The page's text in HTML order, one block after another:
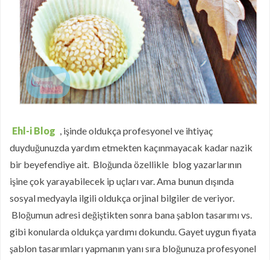
Ehl-i Blog
, işinde oldukça profesyonel ve ihtiyaç
duyduğunuzda yardım etmekten kaçınmayacak kadar nazik
bir beyefendiye ait. Bloğunda özellikle blog yazarlarının
işine çok yarayabilecek ip uçları var. Ama bunun dışında
sosyal medyayla ilgili oldukça orjinal bilgiler de veriyor.
Bloğumun adresi değiştikten sonra bana şablon tasarımı vs.
gibi konularda oldukça yardımı dokundu. Gayet uygun fiyata
şablon tasarımları yapmanın yanı sıra bloğunuza profesyonel